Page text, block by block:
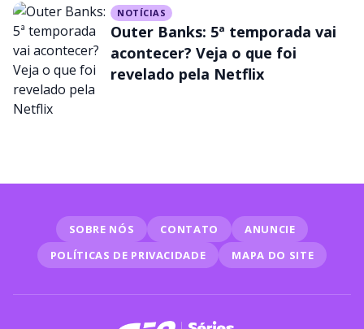
NOTÍCIAS
Outer Banks: 5ª temporada vai
acontecer? Veja o que foi
revelado pela Netflix
SOBRE NÓS CONTATO
ANUNCIE
POLÍTICAS DE PRIVACIDADE
MAPA DO SITE